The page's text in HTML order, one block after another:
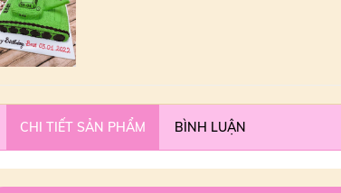
CHI TIẾT SẢN PHẨM BÌNH LUẬN